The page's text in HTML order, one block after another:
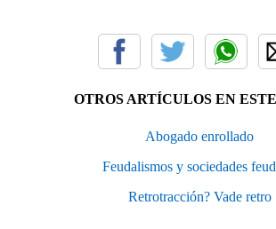
OTROS ARTÍCULOS EN
Abogado enrollado
Feudalismos y sociedades
Retrotracción? Vade retro